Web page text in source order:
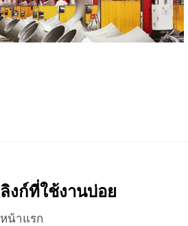
ลิงก์ที่ใช้งานบ่อย
หน้าแรก